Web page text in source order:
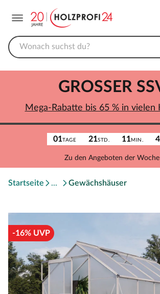
01TAGE 21STD. 11MIN.
Zu den Angeboten der Woche
GROSSER
Mega-Rabatte bis 65 % in vielen
Startseite Gewächshäuser
-16% UVP